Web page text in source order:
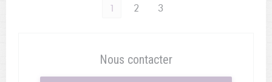
1 2 3
Nous contacter